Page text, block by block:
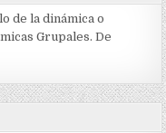
de la dinámica o
Grupales. De